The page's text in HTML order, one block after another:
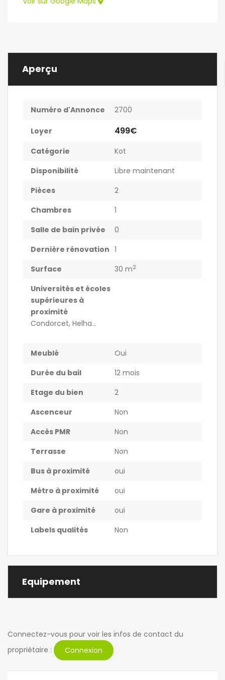
Aperçu
Numéro d'Annonce 2700
Loyer 499€
Catégorie
Kot
Disponibilité
Libre maintenant
Pièces
2
Chambres
1
Salle de bain privée
0
Dernière rénovation 1
Surface
30 m2
Universités et écoles
supérieures à
proximité
Condorcet, Helha...
Meublé
Oui
Durée du bail
12 mois
Etage du bien
2
Ascenceur
Non
Accès PMR
Non
Terrasse
Non
Bus à proximité
oui
Métro à proximité
oui
Gare à proximité
oui
Labels qualités
Non
Equipement
Connectez-vous pour voir les infos de contact du
propriétaire :
Connexion